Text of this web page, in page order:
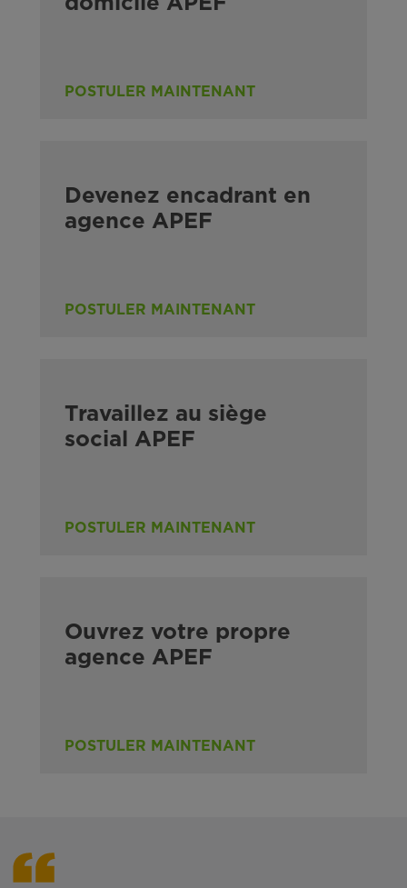
POSTULER MAINTENANT
Devenez encadrant en
agence APEF
POSTULER MAINTENANT
Travaillez au siège
social APEF
POSTULER MAINTENANT
Ouvrez votre propre
agence APEF
POSTULER MAINTENANT